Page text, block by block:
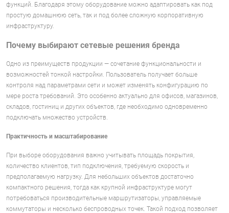
функций. Благодаря этому оборудование можно адаптировать как под
простую домашнюю сеть, так и под более сложную корпоративную
инфраструктуру.
Почему выбирают сетевые решения бренда
Одно из преимуществ продукции — сочетание функциональности и
возможностей тонкой настройки. Пользователь получает больше
контроля над параметрами сети и может изменять конфигурацию по
мере роста требований. Это особенно актуально для офисов, магазинов,
складов, гостиниц и других объектов, где необходимо одновременно
подключать множество устройств.
Практичность и масштабирование
При выборе оборудования важно учитывать площадь покрытия,
количество клиентов, тип подключения, требуемую скорость и
предполагаемую нагрузку. Для небольших объектов достаточно
компактного решения, тогда как крупной инфраструктуре могут
потребоваться производительные маршрутизаторы, управляемые
коммутаторы и несколько беспроводных точек. Такой подход позволяет